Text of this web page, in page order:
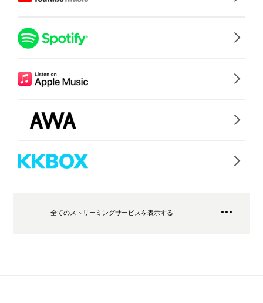
全てのストリーミングサービスを表示する